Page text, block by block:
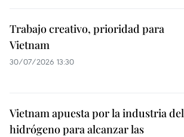
Trabajo creativo, prioridad para
Vietnam
30/07/2026 13:30
Vietnam apuesta por la industria del
hidrógeno para alcanzar las